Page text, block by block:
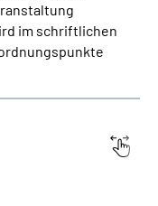
im schriftlichen